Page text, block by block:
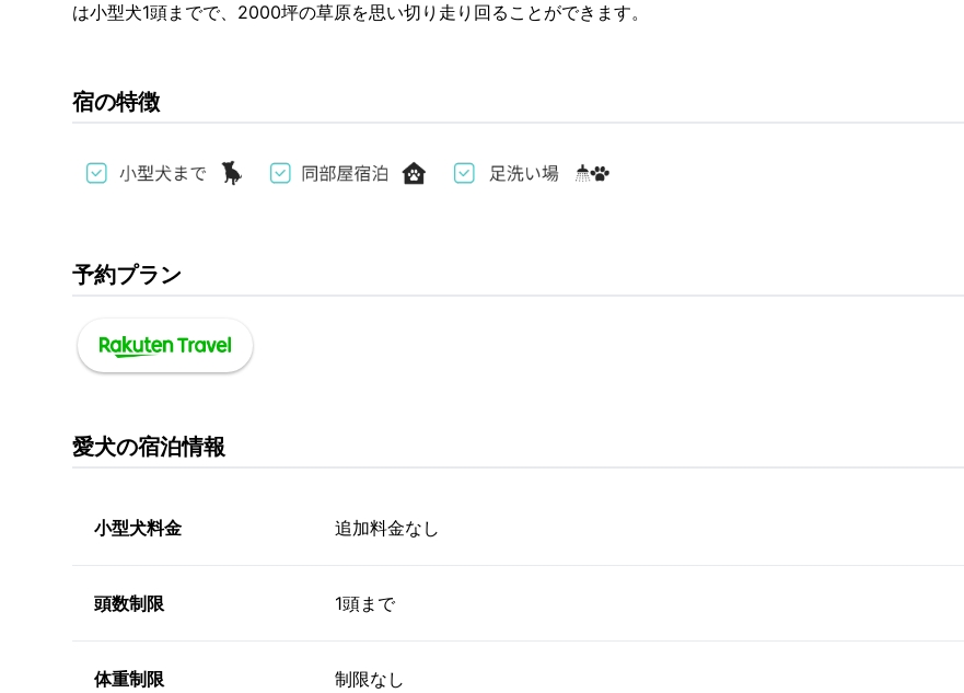
は小型犬1頭までで、2000坪の草原を思い切り走り回ることができます。
宿の特徴
予約プラン
愛犬の宿泊情報
小型犬料金 追加料金なし
頭数制限 1頭まで
体重制限 制限なし